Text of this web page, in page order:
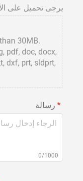
يرجى تحميل على
30MB.
pdf, doc, docx,
dxf, prt, sldprt,
رسالة
0/1000